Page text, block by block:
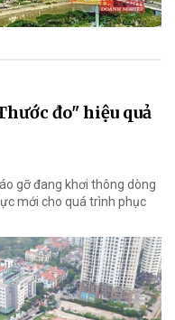
đo" hiệu quả
gỡ đang khơi thông dòng
mới cho quá trình phục